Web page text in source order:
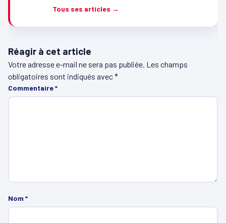
Tous ses articles →
Réagir à cet article
Votre adresse e-mail ne sera pas publiée. Les champs
obligatoires sont indiqués avec*
Commentaire*
Nom *